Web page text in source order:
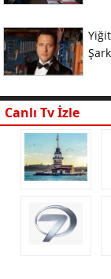
Canlı Tv İzle